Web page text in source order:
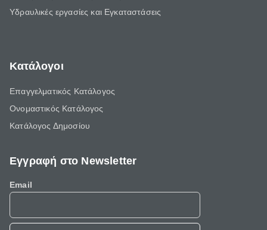
Υδραυλικές εργασίες και Εγκαταστάσεις
Κατάλογοι
Επαγγελματικός Κατάλογος
Ονομαστικός Κατάλογος
Κατάλογος Δημοσίου
Εγγραφή στο Newsletter
Email